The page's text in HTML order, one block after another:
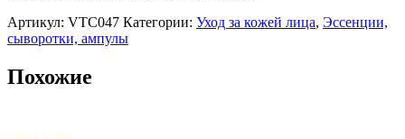
Артикул: VTC047 Категории: Уход за кожей лица, Эссенции,
сыворотки, ампулы
Похожие